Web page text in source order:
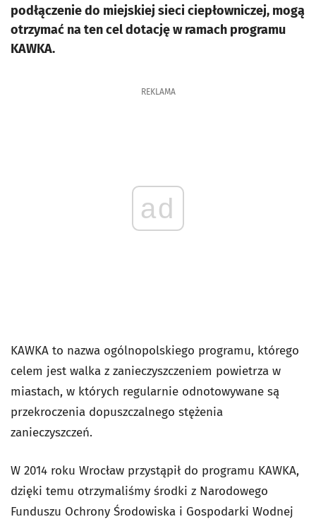
podłączenie do miejskiej sieci ciepłowniczej, mogą
otrzymać na ten cel dotację w ramach programu
KAWKA.
REKLAMA
ad
KAWKA to nazwa ogólnopolskiego programu, którego
celem jest walka z zanieczyszczeniem powietrza w
miastach, w których regularnie odnotowywane są
przekroczenia dopuszczalnego stężenia
zanieczyszczeń.
W 2014 roku Wrocław przystąpił do programu KAWKA,
dzięki temu otrzymaliśmy środki z Narodowego
Funduszu Ochrony Środowiska i Gospodarki Wodnej